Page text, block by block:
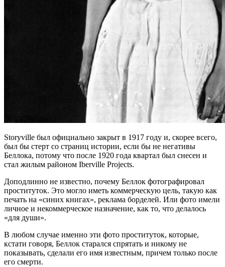
Storyville был официально закрыт в 1917 году и, скорее всего,
был бы стерт со страниц истории, если бы не негативы
Беллока, потому что после 1920 года квартал был снесен и
стал жилым районом Iberville Projects.
Доподлинно не известно, почему Беллок фотографировал
проституток. Это могло иметь коммерческую цель, такую как
печать на «синих книгах», реклама борделей. Или фото имели
личное и некоммерческое назначение, как то, что делалось
«для души».
В любом случае именно эти фото проституток, которые,
кстати говоря, Беллок старался спрятать и никому не
показывать, сделали его имя известным, причем только после
его смерти.